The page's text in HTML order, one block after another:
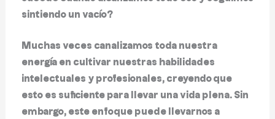
sintiendo un vacío?
Muchas veces canalizamos toda nuestra
energía en cultivar nuestras habilidades
intelectuales y profesionales, creyendo que
esto es suficiente para llevar una vida plena. Sin
embargo, este enfoque puede llevarnos a